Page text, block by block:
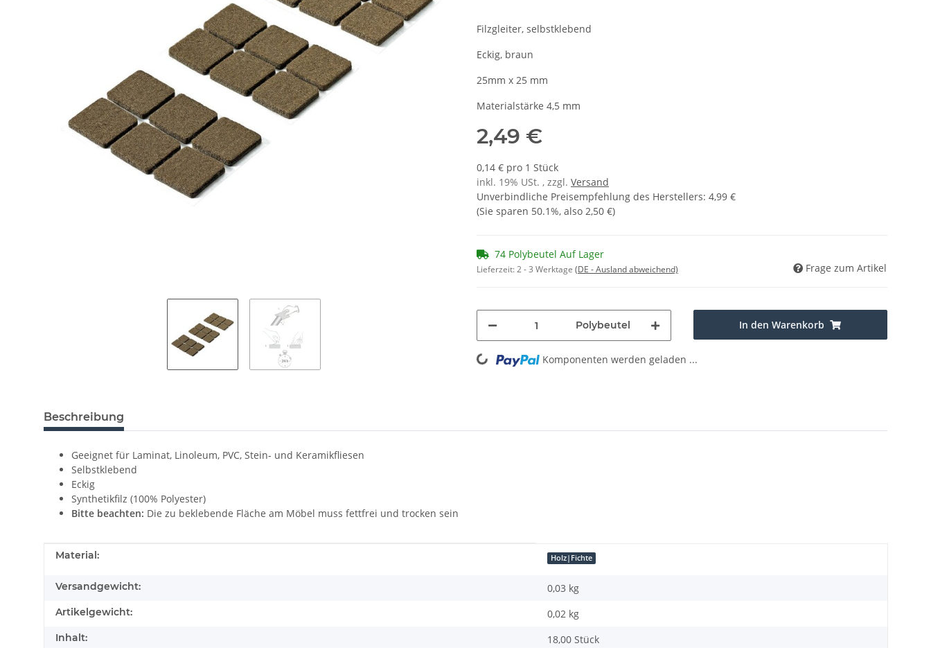
Filzgleiter, selbstklebend
Eckig, braun
25mm x 25 mm
Materialstärke 4,5 mm
2,49 €
0,14 € pro 1 Stück
inkl. 19% USt. , zzgl. Versand
Unverbindliche Preisempfehlung des Herstellers: 4,99 €
(Sie sparen 50.1%, also 2,50 €)
74 Polybeutel Auf Lager
Lieferzeit:2 - 3 Werktage (DE - Ausland abweichend) Frage zum Artikel
Polybeutel In den Warenkorb
Loading... Komponenten werden geladen ...
Beschreibung
Geeignet für Laminat, Linoleum, PVC, Stein- und Keramikfliesen
Selbstklebend
Eckig
Synthetikfilz (100% Polyester)
Bitte beachten: Die zu beklebende Fläche am Möbel muss fettfrei und trocken sein
Produkteigenschaft
Wert
Material: Holz|Fichte
Versandgewicht: 0,03 kg
Artikelgewicht: 0,02 kg
Inhalt: 18,00 Stück